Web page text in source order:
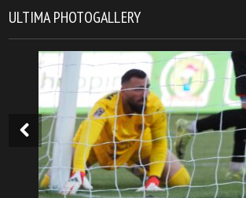
ULTIMA PHOTOGALLERY